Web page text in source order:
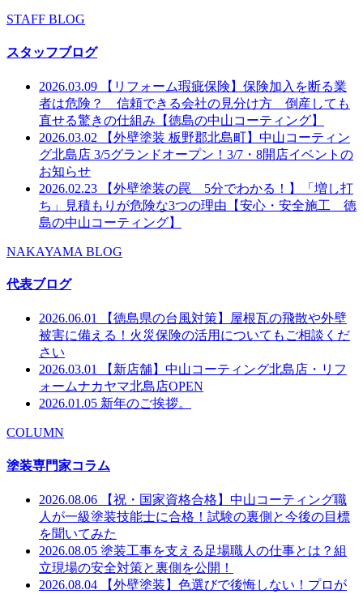
STAFF BLOG
スタッフブログ
2026.03.09
【リフォーム瑕疵保険】保険加入を断る業
者は危険？ 信頼できる会社の見分け方 倒産しても
直せる驚きの仕組み【徳島の中山コーティング】
2026.03.02
【外壁塗装 板野郡北島町】中山コーティン
グ北島店 3/5グランドオープン！3/7・8開店イベントの
お知らせ
2026.02.23
【外壁塗装の罠 5分でわかる！】「増し打
ち」見積もりが危険な3つの理由【安心・安全施工 徳
島の中山コーティング】
NAKAYAMA BLOG
代表ブログ
2026.06.01
【徳島県の台風対策】屋根瓦の飛散や外壁
被害に備える！火災保険の活用についてもご相談くだ
さい
2026.03.01
【新店舗】中山コーティング北島店・リフ
ォームナカヤマ北島店OPEN
2026.01.05 新年のご挨拶。
COLUMN
塗装専門家コラム
2026.08.06
【祝・国家資格合格】中山コーティング職
人が一級塗装技能士に合格！試験の裏側と今後の目標
を聞いてみた
2026.08.05 塗装工事を支える足場職人の仕事とは？組
立現場の安全対策と裏側を公開！
2026.08.04
【外壁塗装】色選びで後悔しない！プロが